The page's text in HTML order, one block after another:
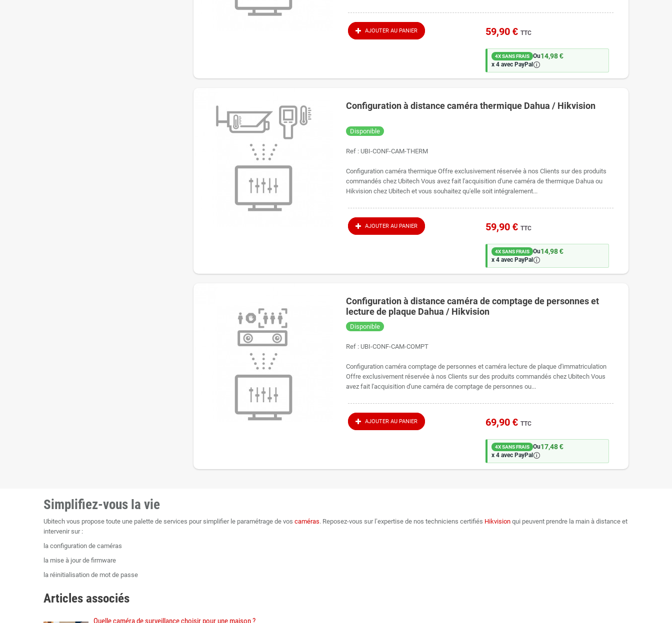
AJOUTER AU PANIER 59,90 € TTC
4X SANS FRAIS Ou14,98 €
x 4 avec PayPal🛈
Configuration à distance caméra thermique Dahua / Hikvision
Disponible
Ref : UBI-CONF-CAM-THERM
Configuration caméra thermique Offre exclusivement réservée à nos Clients sur des produits
commandés chez Ubitech Vous avez fait l'acquisition d'une caméra de thermique Dahua ou
Hikvision chez Ubitech et vous souhaitez qu'elle soit intégralement...
AJOUTER AU PANIER 59,90 € TTC
4X SANS FRAIS Ou14,98 €
x 4 avec PayPal🛈
Configuration à distance caméra de comptage de personnes et
lecture de plaque Dahua / Hikvision
Disponible
Ref : UBI-CONF-CAM-COMPT
Configuration caméra comptage de personnes et caméra lecture de plaque d'immatriculation
Offre exclusivement réservée à nos Clients sur des produits commandés chez Ubitech Vous
avez fait l'acquisition d'une caméra de comptage de personnes ou...
AJOUTER AU PANIER 69,90 € TTC
4X SANS FRAIS Ou17,48 €
x 4 avec PayPal🛈
Simplifiez-vous la vie
Ubitech vous propose toute une palette de services pour simplifier le paramétrage de vos caméras. Reposez-vous sur l’expertise de nos techniciens certifiés Hikvision qui peuvent prendre la main à distance et
intervenir sur :
la configuration de caméras
la mise à jour de firmware
la réinitialisation de mot de passe
Articles associés
Quelle caméra de surveillance choisir pour une maison ?